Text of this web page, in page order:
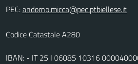
PEC:
Codice Catastale A280
IBAN: - IT 25 I 06085 10316